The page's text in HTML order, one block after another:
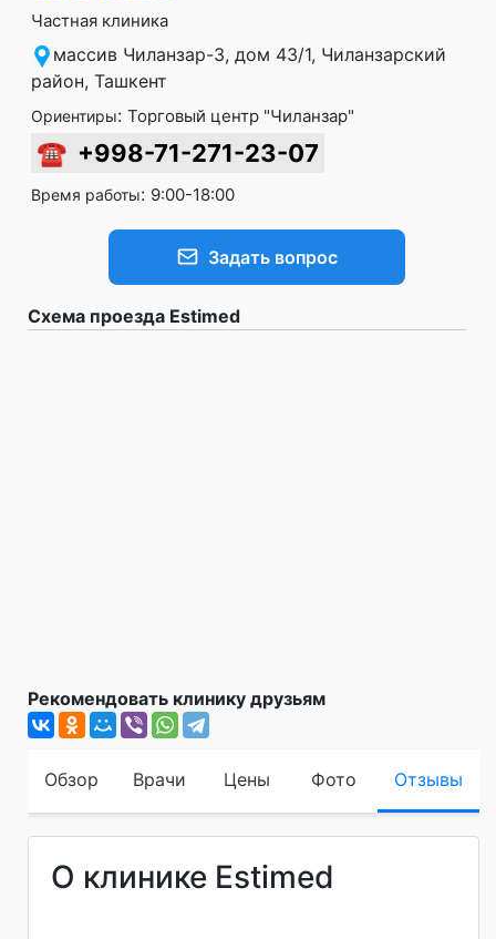
Частная клиника
массив Чиланзар-3, дом 43/1, Чиланзарский
район, Ташкент
Ориентиры: Торговый центр "Чиланзар"
☎ +998-71-271-23-07
Время работы: 9:00-18:00
Задать вопрос
Схема проезда Estimed
Рекомендовать клинику друзьям
Обзор Врачи Цены Фото Отзывы
О клинике Estimed